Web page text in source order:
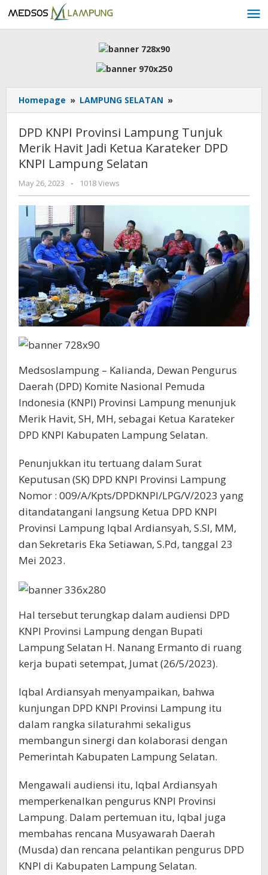
to
content
Homepage » LAMPUNG SELATAN »
KNPI
Lampung
Tunjuk
Ketua
KNPI
Lampung
Selatan
DPD KNPI Provinsi Lampung Tunjuk
Merik Havit Jadi Ketua Karateker DPD
KNPI Lampung Selatan
May 26, 2023
by
AdminML
- 1018 Views
Medsoslampung – Kalianda, Dewan Pengurus
Daerah (DPD) Komite Nasional Pemuda
Indonesia (KNPI) Provinsi Lampung menunjuk
Merik Havit, SH, MH, sebagai Ketua Karateker
DPD KNPI Kabupaten Lampung Selatan.
Penunjukkan itu tertuang dalam Surat
Keputusan (SK) DPD KNPI Provinsi Lampung
Nomor : 009/A/Kpts/DPDKNPI/LPG/V/2023 yang
ditandatangani langsung Ketua DPD KNPI
Provinsi Lampung Iqbal Ardiansyah, S.SI, MM,
dan Sekretaris Eka Setiawan, S.Pd, tanggal 23
Mei 2023.
Hal tersebut terungkap dalam audiensi DPD
KNPI Provinsi Lampung dengan Bupati
Lampung Selatan H. Nanang Ermanto di ruang
kerja bupati setempat, Jumat (26/5/2023).
Iqbal Ardiansyah menyampaikan, bahwa
kunjungan DPD KNPI Provinsi Lampung itu
dalam rangka silaturahmi sekaligus
membangun sinergi dan kolaborasi dengan
Pemerintah Kabupaten Lampung Selatan.
Mengawali audiensi itu, Iqbal Ardiansyah
memperkenalkan pengurus KNPI Provinsi
Lampung. Dalam pertemuan itu, Iqbal juga
membahas rencana Musyawarah Daerah
(Musda) dan rencana pelantikan pengurus DPD
KNPI di Kabupaten Lampung Selatan.